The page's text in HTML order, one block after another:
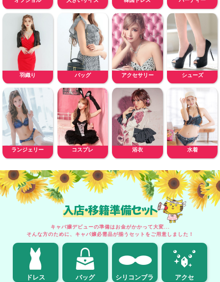
羽織り バッグ アクセサリー シューズ
ランジェリー コスプレ 浴衣 水着
入店・移籍準備セット
キャバ嬢デビューの準備はお金がかかって大変...
そんな方のために、キャバ嬢必需品が揃うセットをご用意しました！
ドレス バッグ シリコンブラ アクセ